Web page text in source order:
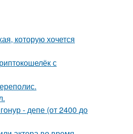
которую хочется
с
- депе (от 2400 до